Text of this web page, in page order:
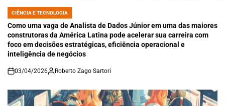
POSTED
IN
CIÊNCIA E TECNOLOGIA
Como uma vaga de Analista de Dados Júnior em uma das maiores
construtoras da América Latina pode acelerar sua carreira com
foco em decisões estratégicas, eficiência operacional e
inteligência de negócios
on
03/04/2026 Roberto Zago Sartori